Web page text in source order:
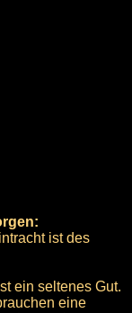
ist des
ein seltenes Gut.
eine